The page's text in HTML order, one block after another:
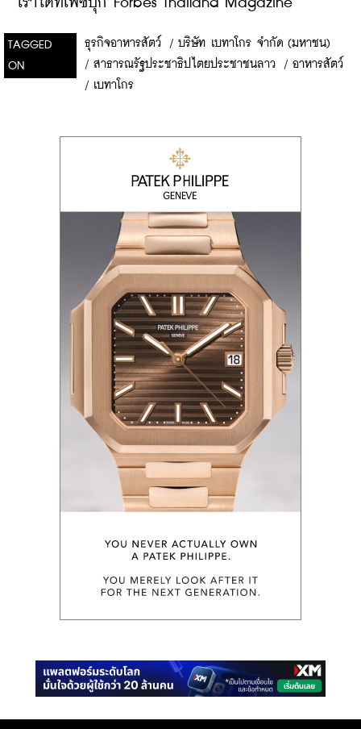
TAGGED
ON
ธุรกิจอาหารสัตว์ / บริษัท เบทาโกร จำกัด (มหาชน)
/ สาธารณรัฐประชาธิปไตยประชาชนลาว / อาหารสัตว์
/ เบทาโกร